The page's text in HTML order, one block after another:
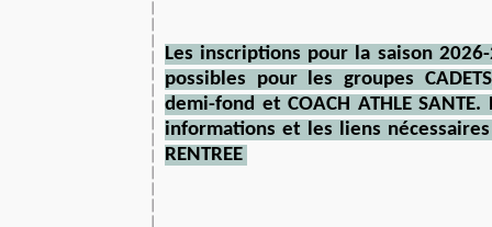
Les inscriptions pour la saison
possibles pour les groupes
demi-fond et COACH ATHLE
informations et les liens nécessaires
RENTREE